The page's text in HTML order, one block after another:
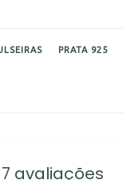
PRATA 925
7 avaliações